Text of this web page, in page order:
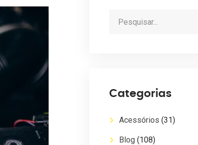
Categorias
Acessórios (31)
Blog (108)